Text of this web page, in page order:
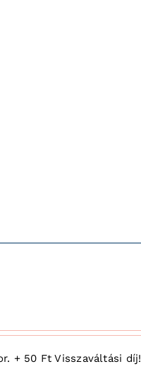
+ 50 Ft Visszaváltási díj!